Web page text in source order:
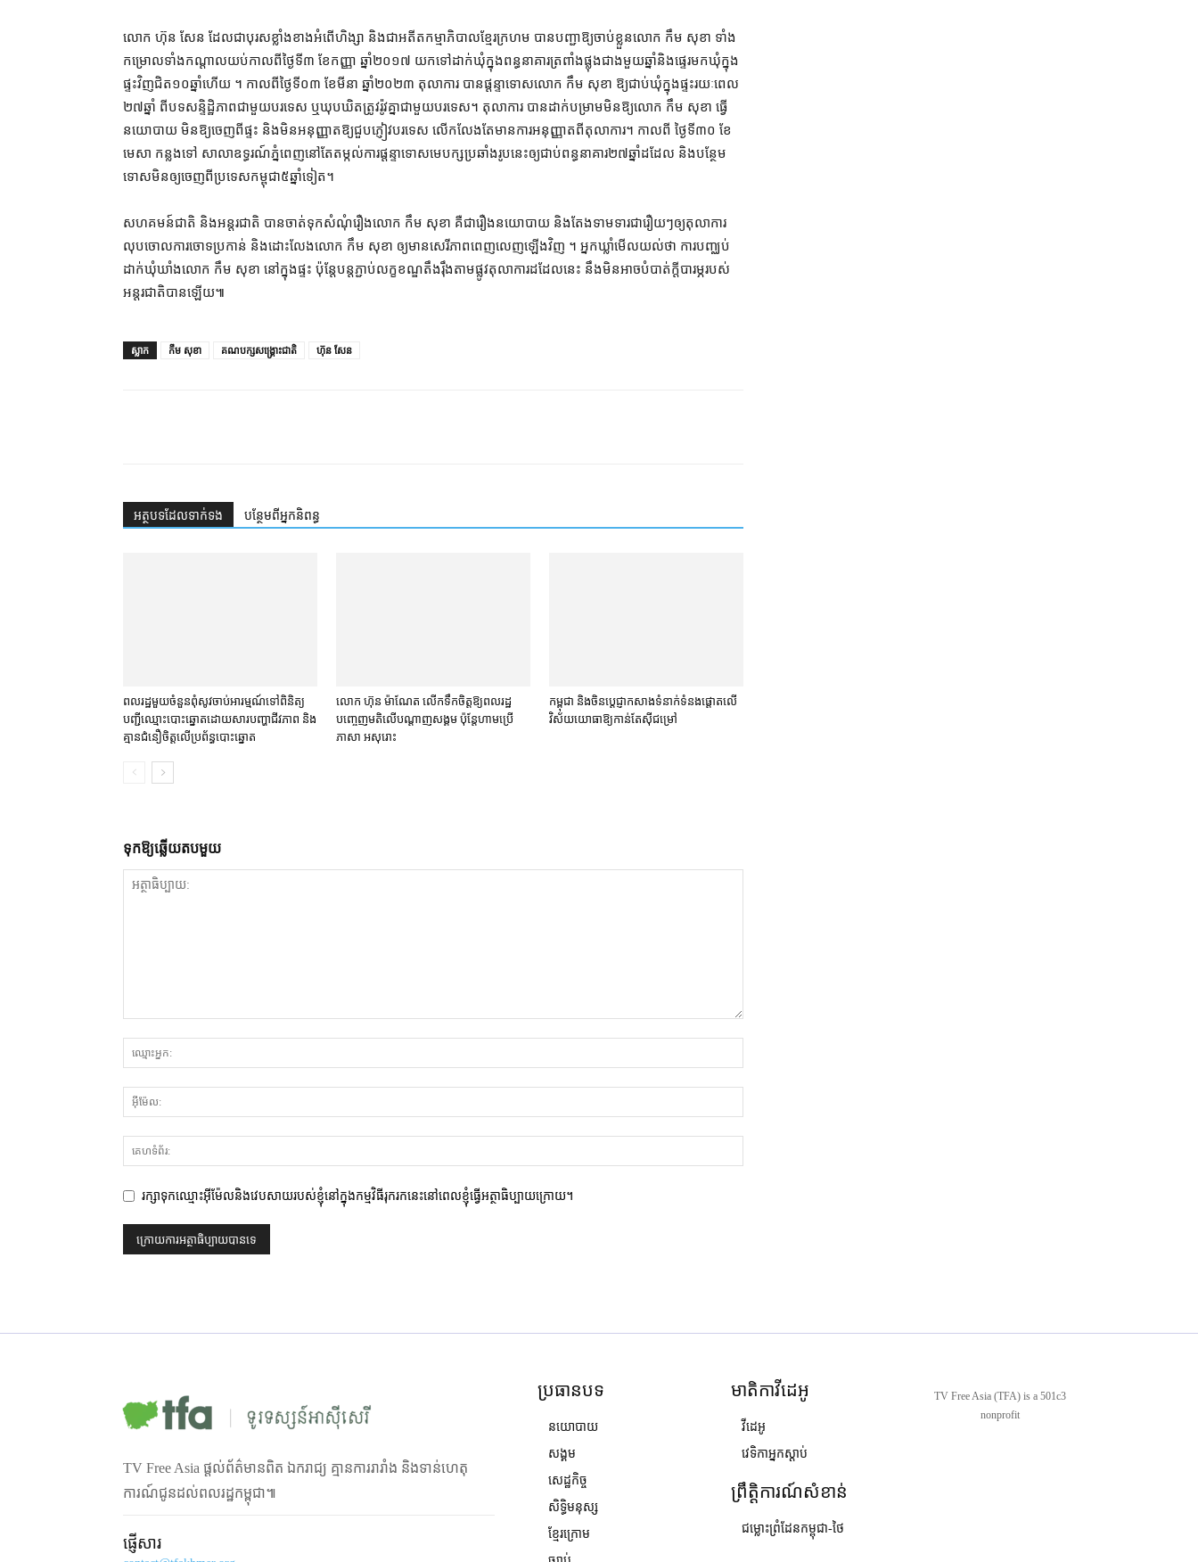
លោក ហ៊ុន សែន ដែល​ជា​បុរស​ខ្លាំង​ខាង​អំពើ​ហិង្សា និង​ជា​អតីត​កម្មាភិបាល​ខ្មែរក្រហម បាន​បញ្ជា​ឱ្យ​ចាប់ខ្លួន​លោក កឹម សុខា ទាំង​
កម្រោល​ទាំង​កណ្ដាលយប់​កាលពី​ថ្ងៃទី​៣ ខែកញ្ញា ឆ្នាំ​២០១៧ យក​ទៅ​ដាក់​ឃុំ​ក្នុង​ពន្ធនាគារ​ត្រពាំងផ្លុង​ជាង​មួយឆ្នាំ​និង​ផ្ទេរ​មក​ឃុំ​ក្នុង
ផ្ទះ​វិញ​ជិត​១០​ឆ្នាំ​ហើយ ។ កាលពី​ថ្ងៃទី​០៣ ខែមីនា ឆ្នាំ​២០២៣ តុលាការ បាន​ផ្ដន្ទាទោស​លោក កឹម សុខា ឱ្យ​ជាប់ឃុំ​ក្នុងផ្ទះ​រយៈពេល​
២៧​ឆ្នាំ ពី​បទ​សន្ទិដ្ឋិភាព​ជាមួយ​បរទេស ឬ​ឃុបឃិត​ត្រូវរ៉ូវ​គ្នា​ជាមួយ​បរទេស​។ តុលាការ បាន​ដាក់​បម្រាម​មិន​ឱ្យ​លោក កឹម សុខា ធ្វើ​
នយោបាយ មិន​ឱ្យ​ចេញ​ពី​ផ្ទះ និង​មិន​អនុញ្ញាត​ឱ្យ​ជួប​ភ្ញៀវ​បរទេស លើកលែងតែ​មានការ​អនុញ្ញាត​ពី​តុលាការ​។ កាលពី ថ្ងៃទី​៣០ ខែ
មេសា កន្លងទៅ សាលាឧទ្ធរណ៍​ភ្នំពេញ​នៅតែ​តម្កល់​ការ​ផ្តន្ទាទោស​មេ​បក្ស​ប្រឆាំង​រូប​នេះ​ឲ្យ​ជាប់ពន្ធនាគារ​២៧​ឆ្នាំ​ដដែល និង​បន្ថែម​
ទោស​មិន​ឲ្យ​ចេញពី​ប្រទេស​កម្ពុជា​៥​ឆ្នាំ​ទៀត។
សហគមន៍​ជាតិ និង​អន្តរជាតិ បាន​ចាត់ទុក​សំណុំរឿង​លោក កឹម សុខា គឺជា​រឿង​នយោបាយ និង​តែង​ទាមទារ​ជារឿយៗ​ឲ្យ​តុលាការ​
លុបចោល​ការចោទប្រកាន់ និង​ដោះលែង​លោក កឹម សុខា ឲ្យ​មាន​សេរីភាព​ពេញលេញ​ឡើងវិញ ។ អ្នកឃ្លាំមើល​យល់​ថា ការបញ្ឈប់​
ដាក់​ឃុំឃាំង​លោក កឹម សុខា នៅក្នុង​ផ្ទះ ប៉ុន្តែ​បន្ត​ភ្ជាប់​លក្ខខណ្ឌ​តឹងរ៉ឹង​តាមផ្លូវ​តុលាការ​ដដែល​នេះ នឹង​មិនអាច​បំបាត់​ក្តី​បារម្ភ​របស់​
អន្តរជាតិ​បាន​ឡើយ៕
ស្លាក កឹម សុខា គណបក្សសង្គ្រោះជាតិ ហ៊ុន សែន
អត្ថបទ​ដែល​ទាក់ទង បន្ថែម​ពី​អ្នកនិពន្ធ
ពលរដ្ឋ​មួយចំនួន​ពុំ​សូវ​ចាប់អារម្មណ៍​ទៅ​ពិនិត្យ​
បញ្ជី​ឈ្មោះ​បោះឆ្នោត​ដោយសារ​បញ្ហា​ជីវភាព និង​
គ្មាន​ជំនឿ​ចិត្ត​លើ​ប្រព័ន្ធ​បោះឆ្នោត
លោក ហ៊ុន ម៉ាណែត លើកទឹកចិត្ត​ឱ្យ​ពលរដ្ឋ​
បញ្ចេញមតិ​លើ​បណ្ដាញ​សង្គម ប៉ុន្តែ​ហាម​ប្រើ​
ភាសា អសុរោះ
កម្ពុជា និង​ចិន​ប្ដេជ្ញា​កសាង​ទំនាក់ទំនង​ផ្ដោត​លើ​
វិស័យ​យោធា​ឱ្យ​កាន់តែ​ស៊ីជម្រៅ
ទុក​ឱ្យ​ឆ្លើយ​តប​មួយ
រក្សាទុកឈ្មោះអ៊ីម៉ែលនិងវេបសាយរបស់ខ្ញុំនៅក្នុងកម្មវិធីរុករកនេះនៅពេលខ្ញុំធ្វើអត្ថាធិប្បាយក្រោយ។
TV Free Asia ផ្ដល់ព័ត៌មានពិត ឯករាជ្យ គ្មានការរារាំង និងទាន់ហេតុ
ការណ៍ជូនដល់ពលរដ្ឋកម្ពុជា៕
ផ្ញើសារ
ប្រធានបទ
នយោបាយ
សង្គម
សេដ្ឋកិច្ច
សិទ្ធិមនុស្ស
ខ្មែរក្រោម
មាតិកាវីដេអូ
វីដេអូ
វេទិកាអ្នកស្ដាប់
ព្រឹត្តិការណ៍សំខាន់
ជម្លោះព្រំដែនកម្ពុជា-ថៃ
TV Free Asia (TFA) is a 501c3
nonprofit